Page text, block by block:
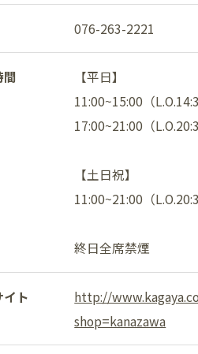
イベント
アクセ
施設か
百番街く
076-263-2221
間
【平日】
11:00~15:00（
17:00~21:00（
【土日祝】
11:00~21:00（
終日全席禁煙
ト
http://
shop=kanazawa